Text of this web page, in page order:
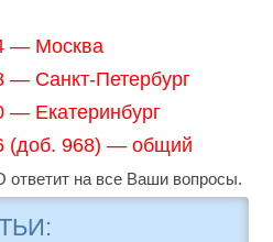
— Москва
— Санкт-Петербург
— Екатеринбург
(доб. 968) — общий
на все Ваши вопросы.